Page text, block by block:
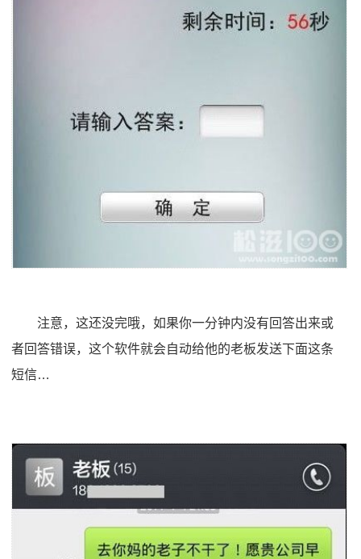
注意，这还没完哦，如果你一分钟内没有回答出来或
者回答错误，这个软件就会自动给他的老板发送下面这条
短信…